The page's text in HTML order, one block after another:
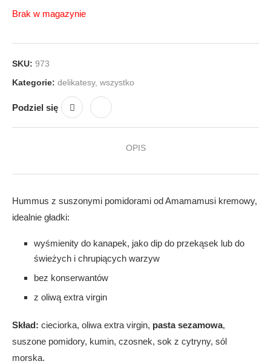
Brak w magazynie
SKU: 973
Kategorie: delikatesy, wszystko
Podziel się
OPIS
Hummus z suszonymi pomidorami od Amamamusi kremowy,
idealnie gładki:
wyśmienity do kanapek, jako dip do przekąsek lub do
świeżych i chrupiących warzyw
bez konserwantów
z oliwą extra virgin
Skład: cieciorka, oliwa extra virgin, pasta sezamowa,
suszone pomidory, kumin, czosnek, sok z cytryny, sól
morska.